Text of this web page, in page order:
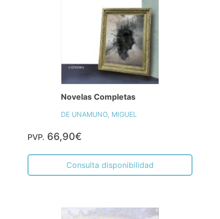
Novelas Completas
DE UNAMUNO, MIGUEL
PVP. 66,90€
Consulta disponibilidad